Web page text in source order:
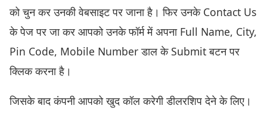
को चुन कर उनकी वेबसाइट पर जाना है। फिर उनके Contact Us
के पेज पर जा कर आपको उनके फॉर्म में अपना Full Name, City,
Pin Code, Mobile Number डाल के Submit बटन पर
क्लिक करना है।
जिसके बाद कंपनी आपको खुद कॉल करेगी डीलरशिप देने के लिए।